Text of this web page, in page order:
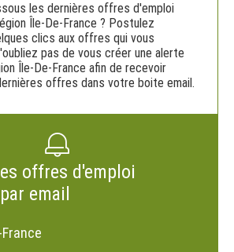
les dernières offres d'emploi
Île-De-France ? Postulez
clics aux offres qui vous
pas de vous créer une alerte
Île-De-France afin de recevoir
offres dans votre boite email.
offres d'emploi
email